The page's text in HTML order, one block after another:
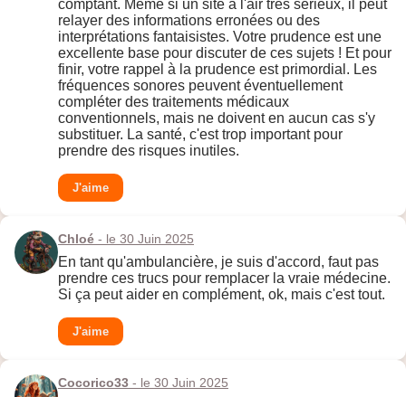
comptant. Même si un site a l'air très sérieux, il peut
relayer des informations erronées ou des
interprétations fantaisistes. Votre prudence est une
excellente base pour discuter de ces sujets ! Et pour
finir, votre rappel à la prudence est primordial. Les
fréquences sonores peuvent éventuellement
compléter des traitements médicaux
conventionnels, mais ne doivent en aucun cas s'y
substituer. La santé, c'est trop important pour
prendre des risques inutiles.
J'aime
Chloé - le 30 Juin 2025
En tant qu'ambulancière, je suis d'accord, faut pas
prendre ces trucs pour remplacer la vraie médecine.
Si ça peut aider en complément, ok, mais c'est tout.
J'aime
Cocorico33 - le 30 Juin 2025